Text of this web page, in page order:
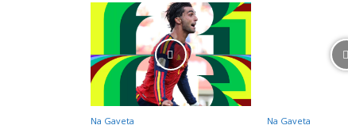
Na Gaveta Na Gaveta